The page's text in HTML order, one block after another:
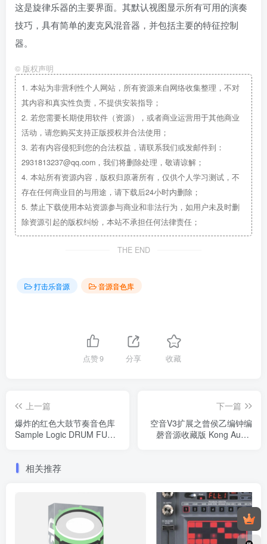
这是旋律乐器的主要界面。其默认视图显示所有可用的演奏
技巧，具有简单的麦克风混音器，并包括主要的特征控制
器。
© 版权声明
1. 本站为非营利性个人网站，所有资源来自网络收集整理，不对
其内容和真实性负责，不提供安装指导；
2. 若您需要长期使用软件（资源），或者商业运营用于其他商业
活动，请您购买支持正版授权并合法使用；
3. 若有内容侵犯到您的合法权益，请联系我们或发邮件到：
2931813237@qq.com，我们将删除处理，敬请谅解；
4. 本站所有资源内容，版权归原著所有，仅供个人学习测试，不
存在任何商业目的与用途，请下载后24小时内删除；
5. 禁止下载使用本站资源参与商业和非法行为，如用户未及时删
除资源引起的版权纠纷，本站不承担任何法律责任；
THE END
打击乐音源 音源音色库
点赞9 分享 收藏
上一篇
爆炸的红色大鼓节奏音色库
Sample Logic DRUM FURY
下一篇
空音V3扩展之曾侯乙编钟编
磬音源收藏版 Kong Audio
相关推荐